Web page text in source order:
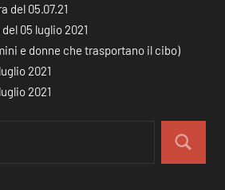
del 05.07.21
05 luglio 2021
e donne che trasportano il cibo)
2021
2021
Cerca